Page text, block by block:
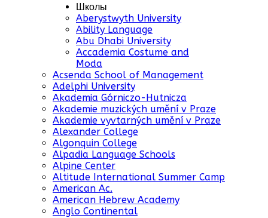
Школы
Aberystwyth University
Ability Language
Abu Dhabi University
Accademia Costume and
Moda
Acsenda School of Management
Adelphi University
Akademia Górniczo-Hutnicza
Akademie muzických umění v Praze
Akademie vyvtarných umění v Praze
Alexander College
Algonquin College
Alpadia Language Schools
Alpine Center
Altitude International Summer Camp
American Ac.
American Hebrew Academy
Anglo Continental